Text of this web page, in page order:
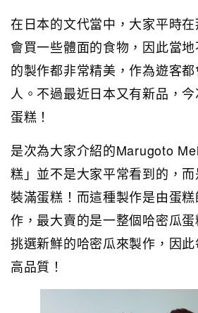
在日本的文代當中，大家平時
會買一些體面的食物，因此當
的製作都非常精美，作為遊客
人。不過最近日本又有新品，
蛋糕！
是次為大家介紹的Marugoto
糕」並不是大家平常看到的，
裝滿蛋糕！而這種製作是由蛋
作，最大賣的是一整個哈密瓜
挑選新鮮的哈密瓜來製作，因
高品質！